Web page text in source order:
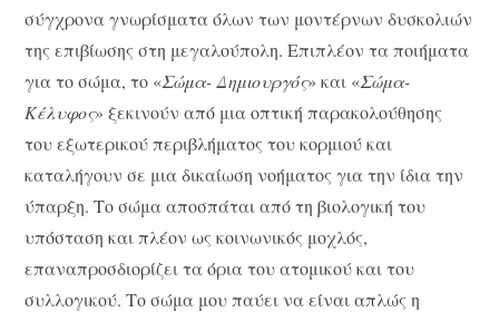
σύγχρονα γνωρίσματα όλων των μοντέρνων δυσκολιών
της επιβίωσης στη μεγαλούπολη. Επιπλέον τα ποιήματα
για το σώμα, το «Σώμα- Δημιουργός» και «Σώμα-
Κέλυφος» ξεκινούν από μια οπτική παρακολούθησης
του εξωτερικού περιβλήματος του κορμιού και
καταλήγουν σε μια δικαίωση νοήματος για την ίδια την
ύπαρξη. Το σώμα αποσπάται από τη βιολογική του
υπόσταση και πλέον ως κοινωνικός μοχλός,
επαναπροσδιορίζει τα όρια του ατομικού και του
συλλογικού. Το σώμα μου παύει να είναι απλώς η